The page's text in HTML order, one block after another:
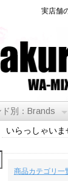
実店舗
ド別：Brands
いらっしゃい
商品カテゴリ一